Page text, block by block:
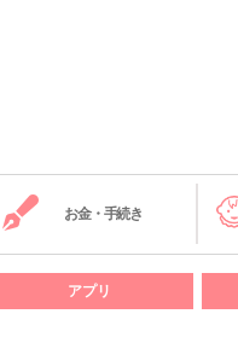
お金・手続き
アプリ